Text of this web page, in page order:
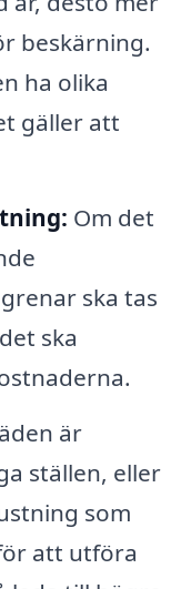
beskärning.
ha olika
gäller att
Om det
ska tas
ska
är
ställen, eller
som
att utföra